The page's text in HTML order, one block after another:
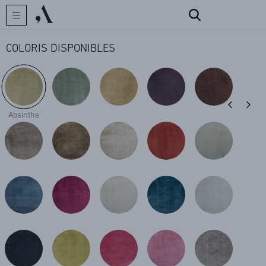
CRÉATEUR
COLLECTIONS
ARCHIVES
CONTACT
COLORIS DISPONIBLES
Absinthe